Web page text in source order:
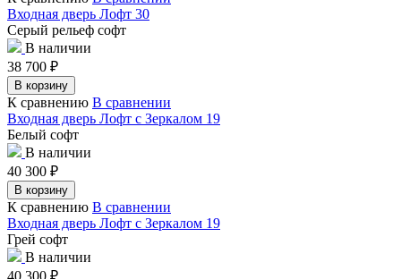
Входная дверь Лофт 30
Серый рельеф софт
В наличии
38 700 ₽
В корзину
К сравнению В сравнении
Входная дверь Лофт с Зеркалом 19
Белый софт
В наличии
40 300 ₽
В корзину
К сравнению В сравнении
Входная дверь Лофт с Зеркалом 19
Грей софт
В наличии
40 300 ₽